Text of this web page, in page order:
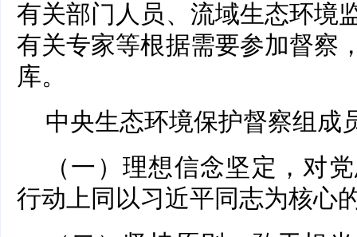
有关部门人员、流域生态环境
有关专家等根据需要参加督察
库。
中央生态环境保护督察组成
（一）理想信念坚定，对
行动上同以习近平同志为核心